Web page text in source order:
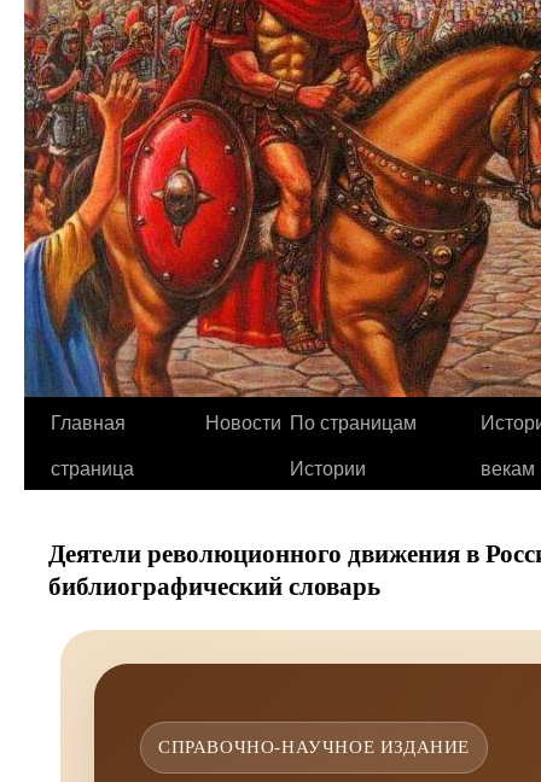
Главная
страница
Новости По страницам
Истории
векам
Деятели революционного движения в
библиографический словарь
СПРАВОЧНО-НАУЧНОЕ ИЗДАНИЕ